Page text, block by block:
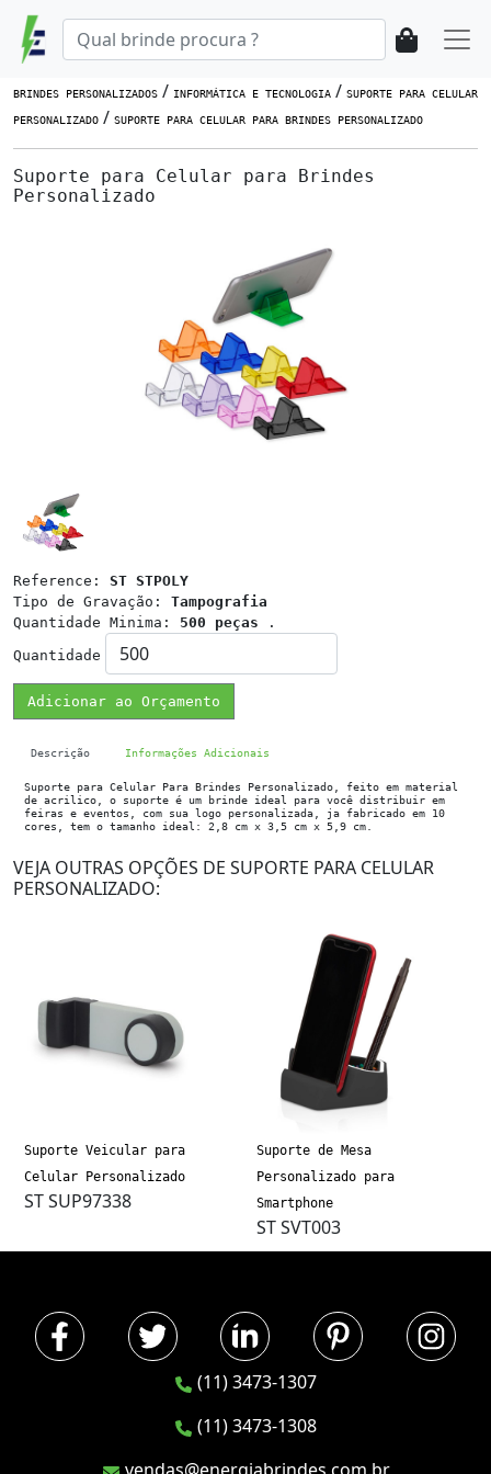
BRINDES PERSONALIZADOS / INFORMÁTICA E TECNOLOGIA / SUPORTE PARA CELULAR
PERSONALIZADO / SUPORTE PARA CELULAR PARA BRINDES PERSONALIZADO
Suporte para Celular para Brindes
Personalizado
Reference: ST STPOLY
Tipo de Gravação: Tampografia
Quantidade Minima: 500 peças .
Quantidade
Adicionar ao Orçamento
Descrição Informações Adicionais
Suporte para Celular Para Brindes Personalizado, feito em material
de acrilico, o suporte é um brinde ideal para você distribuir em
feiras e eventos, com sua logo personalizada, ja fabricado em 10
cores, tem o tamanho ideal: 2,8 cm x 3,5 cm x 5,9 cm.
VEJA OUTRAS OPÇÕES DE SUPORTE PARA CELULAR
PERSONALIZADO:
Suporte Veicular para
Celular Personalizado
ST SUP97338
Suporte de Mesa
Personalizado para
Smartphone
ST SVT003
(11) 3473-1307
(11) 3473-1308